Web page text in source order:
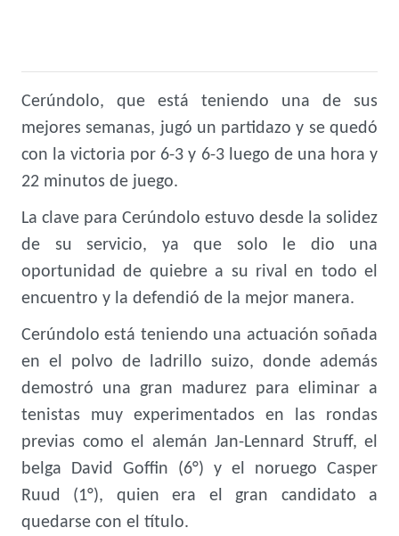
Cerúndolo, que está teniendo una de sus
mejores semanas, jugó un partidazo y se quedó
con la victoria por 6-3 y 6-3 luego de una hora y
22 minutos de juego.
La clave para Cerúndolo estuvo desde la solidez
de su servicio, ya que solo le dio una
oportunidad de quiebre a su rival en todo el
encuentro y la defendió de la mejor manera.
Cerúndolo está teniendo una actuación soñada
en el polvo de ladrillo suizo, donde además
demostró una gran madurez para eliminar a
tenistas muy experimentados en las rondas
previas como el alemán Jan-Lennard Struff, el
belga David Goffin (6°) y el noruego Casper
Ruud (1°), quien era el gran candidato a
quedarse con el título.